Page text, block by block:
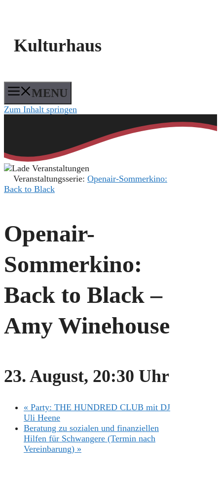
Kulturhaus
MENU
Zum Inhalt springen
Veranstaltungsserie: Openair-Sommerkino:
Back to Black
Openair-
Sommerkino:
Back to Black –
Amy Winehouse
23. August, 20:30 Uhr
« Party: THE HUNDRED CLUB mit DJ
Uli Heene
Beratung zu sozialen und finanziellen
Hilfen für Schwangere (Termin nach
Vereinbarung) »